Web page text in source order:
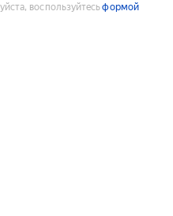
воспользуйтесьформой